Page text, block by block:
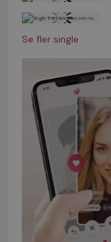
Se fler single